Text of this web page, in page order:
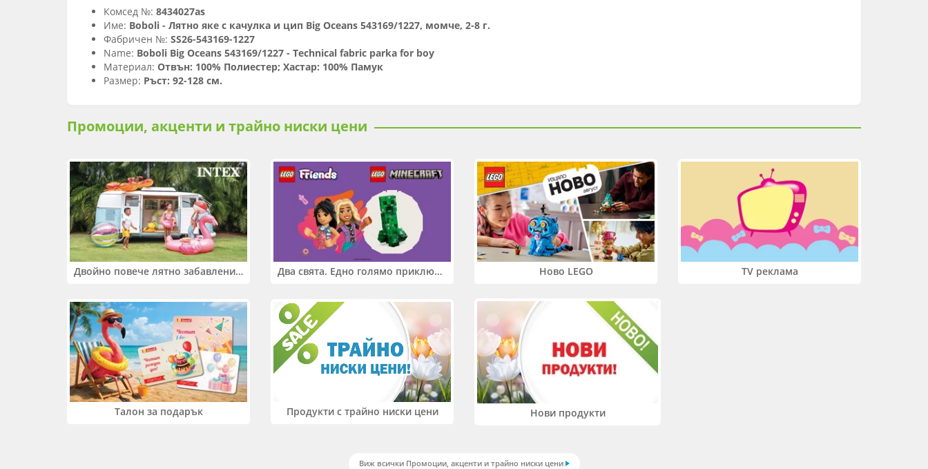
Комсед №: 8434027as
Име: Boboli - Лятно яке с качулка и цип Big Oceans 543169/1227, момче, 2-8 г.
Фабричен №: SS26-543169-1227
Name: Boboli Big Oceans 543169/1227 - Technical fabric parka for boy
Материал: Отвън: 100% Полиестер; Хастар: 100% Памук
Размер: Ръст: 92-128 см.
Промоции, акценти и трайно ниски цени
Двойно повече лятно забавление! Купи 2 продукта INTEX и вземи -33% Два свята. Едно голямо приключение. Купи 2 продукта LEGO® Friends и/или LEGO® Minecraft и вземи -27% Ново LEGO TV реклама
Талон за подарък Продукти с трайно ниски цени Нови продукти
Виж всички Промоции, акценти и трайно ниски цени